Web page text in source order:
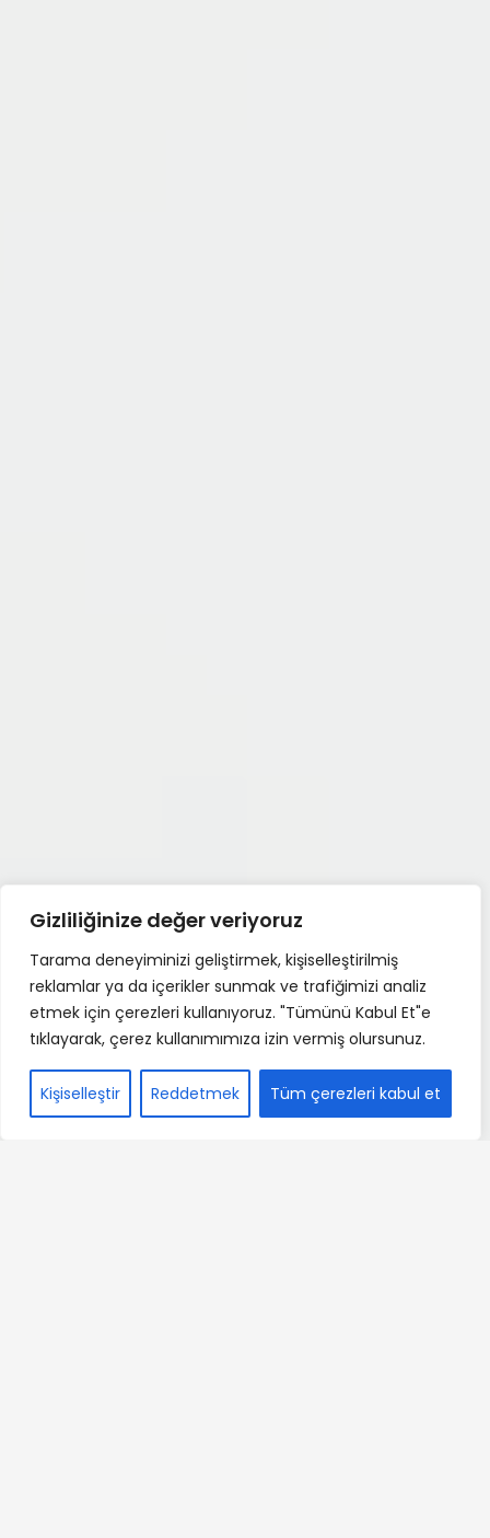
Gizliliğinize değer veriyoruz
Tarama deneyiminizi geliştirmek, kişiselleştirilmiş
reklamlar ya da içerikler sunmak ve trafiğimizi analiz
etmek için çerezleri kullanıyoruz. "Tümünü Kabul Et"e
tıklayarak, çerez kullanımımıza izin vermiş olursunuz.
Kişiselleştir Reddetmek Tüm çerezleri kabul et